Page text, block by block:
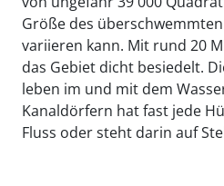
Größe des
variieren kann. Mit rund 20
das Gebiet dicht besiedelt.
leben im und mit dem
Kanaldörfern hat fast jede
Fluss oder steht darin auf